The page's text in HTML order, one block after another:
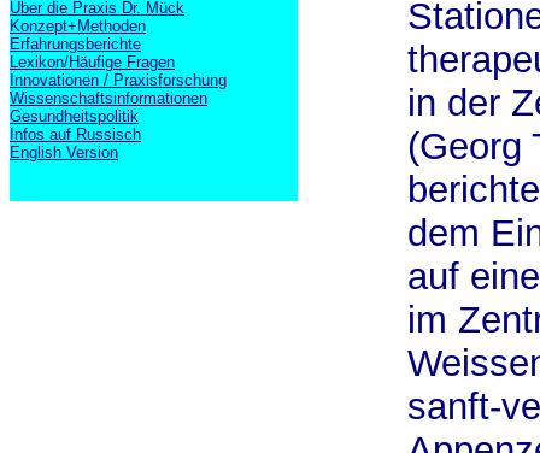
Über die Praxis Dr. Mück
Konzept+Methoden
Erfahrungsberichte
Lexikon/Häufige Fragen
Innovationen / Praxisforschung
Wissenschaftsinformationen
Gesundheitspolitik
Infos auf Russisch
English Version
in der
(Georg
dem
auf
im
sanft-